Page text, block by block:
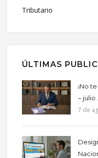
Tributario
ÚLTIMAS
¡No
– julio ...
7 de